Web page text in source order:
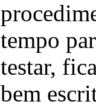
tempo
testar,
bem